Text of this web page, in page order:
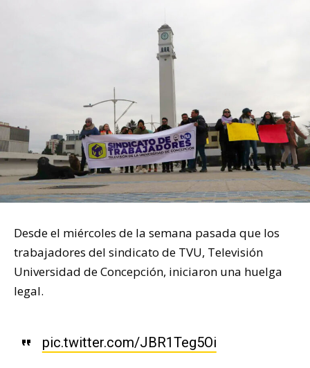
Desde el miércoles de la semana pasada que los
trabajadores del sindicato de TVU, Televisión
Universidad de Concepción, iniciaron una huelga
legal.
pic.twitter.com/JBR1Teg5Oi